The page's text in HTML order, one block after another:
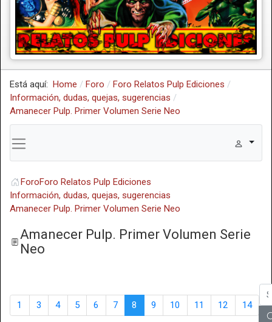
Está aquí: Home Foro
Foro Relatos Pulp Ediciones
Información, dudas, quejas, sugerencias
Amanecer Pulp. Primer Volumen Serie Neo
ForoForo Relatos Pulp Ediciones
Información, dudas, quejas, sugerencias
Amanecer Pulp. Primer Volumen Serie Neo
Amanecer Pulp. Primer Volumen Serie
Neo
1 3 4 5 6 7 8 9 10 11 12 14